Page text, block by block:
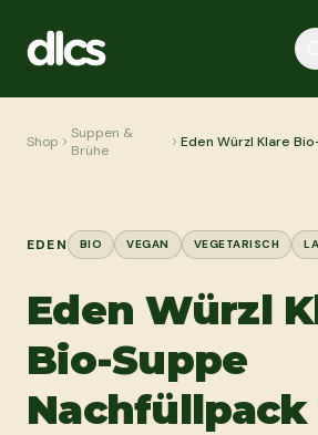
Shop
Suppen &
Brühe
Eden Würzl Klare
EDEN BIO VEGAN VEGETARISCH
Eden Würzl
Bio-Suppe
Nachfüllpack